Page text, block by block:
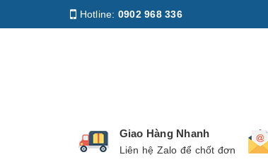
Hotline: 0902 968 336
Giao Hàng Nhanh
Liên hệ Zalo để chốt đơn